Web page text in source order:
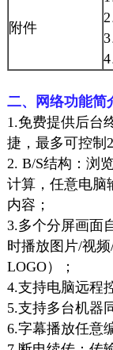
附件
二、网络功能简
1.免费提供后台
捷，最多可控制
2. B/S结构：浏
计算，任意电脑
内容；
3.多个分屏画面
时播放图片/视
LOGO）；
4.支持电脑远程
5.支持多台机器
6.字幕播放任意